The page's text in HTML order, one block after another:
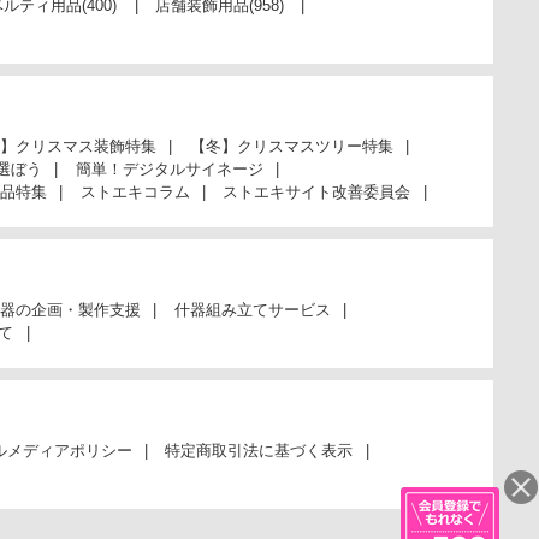
ティ用品(400) 店舗装飾用品(958)
】クリスマス装飾特集
【冬】クリスマスツリー特集
ぼう
簡単！デジタルサイネージ
特集 ストエキコラム ストエキサイト改善委員会
の企画・製作支援
什器組み立てサービス
メディアポリシー
特定商取引法に基づく表示